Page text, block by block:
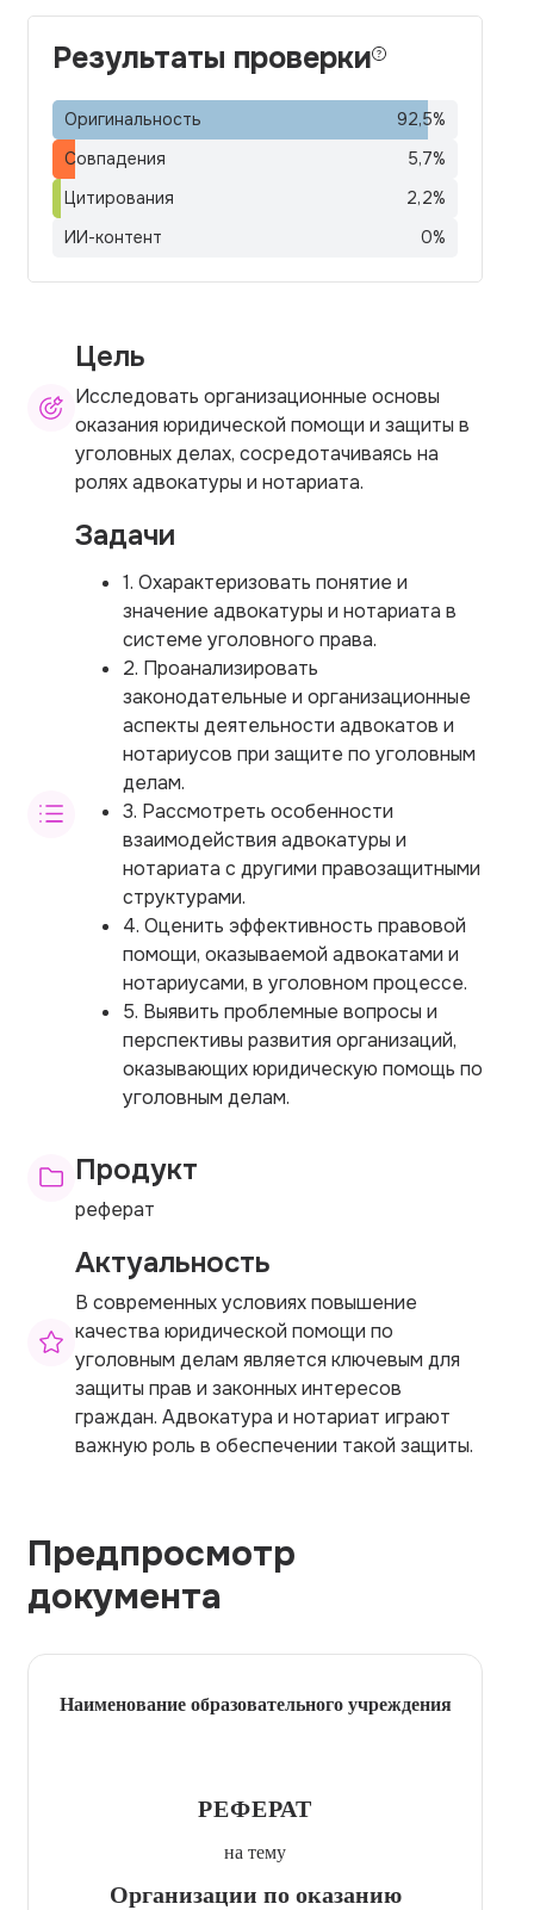
Результаты проверки
Оригинальность 92,5%
Совпадения
5,7%
Цитирования
2,2%
ИИ-контент
0%
Цель
Исследовать организационные основы
оказания юридической помощи и защиты в
уголовных делах, сосредотачиваясь на
ролях адвокатуры и нотариата.
Задачи
1. Охарактеризовать понятие и
значение адвокатуры и нотариата в
системе уголовного права.
2. Проанализировать
законодательные и организационные
аспекты деятельности адвокатов и
нотариусов при защите по уголовным
делам.
3. Рассмотреть особенности
взаимодействия адвокатуры и
нотариата с другими правозащитными
структурами.
4. Оценить эффективность правовой
помощи, оказываемой адвокатами и
нотариусами, в уголовном процессе.
5. Выявить проблемные вопросы и
перспективы развития организаций,
оказывающих юридическую помощь по
уголовным делам.
Продукт
реферат
Актуальность
В современных условиях повышение
качества юридической помощи по
уголовным делам является ключевым для
защиты прав и законных интересов
граждан. Адвокатура и нотариат играют
важную роль в обеспечении такой защиты.
Предпросмотр
документа
Наименование образовательного учреждения
РЕФЕРАТ
на тему
Организации по оказанию